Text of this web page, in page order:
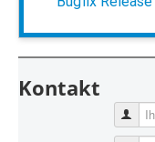
Kontakt